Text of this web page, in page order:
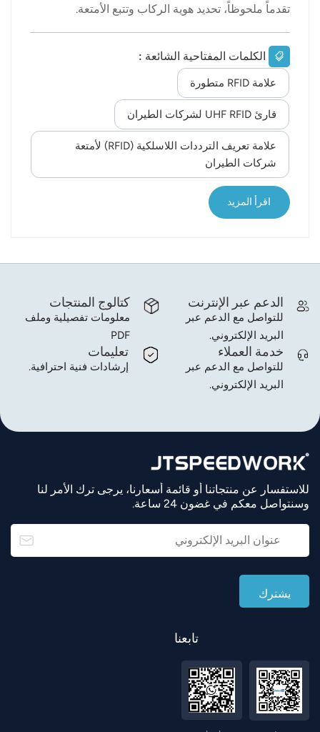
Tiếng Việt
Indonesia
norsk
magyar
تقدماً ملحوظاً، تحديد هوية الركاب وتتبع الأمتعة.
القراءة في هذه العمليات.يُعدّ تحديد هوية الركاب بكفاءة
ودقة أمرًا بالغ الأهمية للحفاظ على الأمن وكفاءة
العمليات في المطارات. وتُسهّل تقنية تحديد الهوية
بموجات الراديو (RFID) هذه العملية وتُسرّعها، مما يُحسّن
تجربة الركاب بشكل عام. علامات RFID تُدمج هذه
البطاقات في بطاقات صعود الطائرة أو جوازات سفر
الركاب، وتحتوي على معلومات تعريفية فريدة يمكن
قراءتها بسرعة بواسطة أجهزة قراءة RFID. عند نقاط
التفتيش المختلفة، مثل نقاط الأمن وبوابات الصعود إلى
الطا...
الكلمات المفتاحية الشائعة :
علامة RFID متطورة
قارئ UHF RFID لشركات الطيران
علامة تعريف الترددات اللاسلكية (RFID) لأمتعة
شركات الطيران
اقرأ المزيد
كتالوج المنتجات
معلومات تفصيلية وملف
PDF
الدعم عبر الإنترنت
للتواصل مع الدعم عبر
البريد الإلكتروني.
تعليمات
إرشادات فنية احترافية.
خدمة العملاء
للتواصل مع الدعم عبر
البريد الإلكتروني.
للاستفسار عن منتجاتنا أو قائمة أسعارنا، يرجى ترك الأمر لنا
وسنتواصل معكم في غضون 24 ساعة.
تابعنا